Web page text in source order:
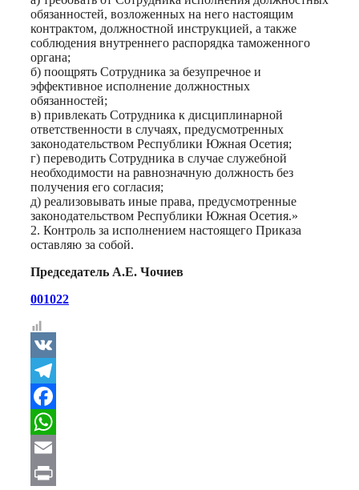
обязанностей, возложенных на него настоящим
контрактом, должностной инструкцией, а также
соблюдения внутреннего распорядка таможенного
органа;
б) поощрять Сотрудника за безупречное и
эффективное исполнение должностных
обязанностей;
в) привлекать Сотрудника к дисциплинарной
ответственности в случаях, предусмотренных
законодательством Республики Южная Осетия;
г) переводить Сотрудника в случае служебной
необходимости на равнозначную должность без
получения его согласия;
д) реализовывать иные права, предусмотренные
законодательством Республики Южная Осетия.»
2. Контроль за исполнением настоящего Приказа
оставляю за собой.
Председатель А.Е. Чочиев
001022
VK
Telegram
Facebook
WhatsApp
Email